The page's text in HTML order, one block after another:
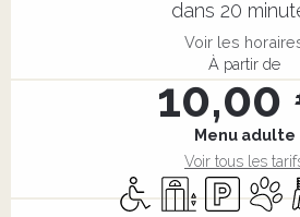
dans 20
Voir les
À partir de
10,00
Menu adulte
Voir tous les
Accès handicapés
Ascenseur
Parking